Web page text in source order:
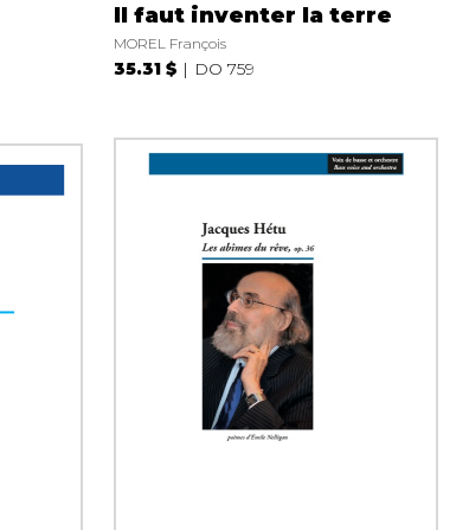
Il faut inventer la terre
MOREL François
35.31 $ DO 759